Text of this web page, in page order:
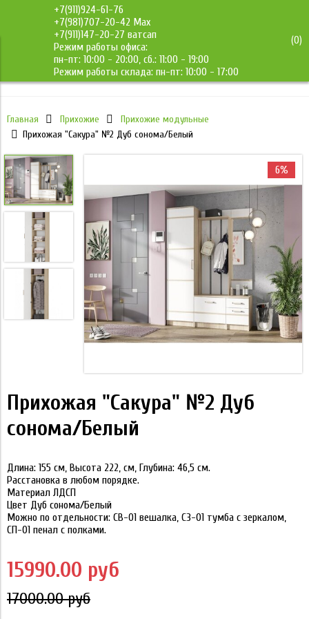
+7(911)924-61-76
+7(981)707-20-42 Max
+7(911)147-20-27 ватсап
Режим работы офиса:
пн-пт: 10:00 - 20:00, сб.: 11:00 - 19:00
Режим работы склада: пн-пт: 10:00 - 17:00
(0)
ДМС-Мебель
Главная Прихожие
Прихожие модульные
Прихожая "Сакура" №2 Дуб сонома/Белый
6%
Прихожая "Сакура" №2 Дуб
сонома/Белый
Длина: 155 см, Высота 222, см, Глубина: 46,5 см.
Расстановка в любом порядке.
Материал ЛДСП
Цвет Дуб сонома/Белый
Можно по отдельности: СВ-01 вешалка, СЗ-01 тумба с зеркалом,
СП-01 пенал с полками.
15990.00 руб
17000.00 руб